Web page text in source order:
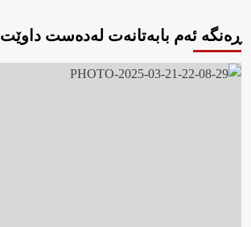
ڕەنگە ئەم بابەتانەت لەدەست داوێت